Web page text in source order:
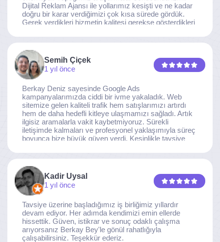
Dijital Reklam Ajansı ile yollarımız kesişti ve ne kadar
doğru bir karar verdiğimizi çok kısa sürede gördük.
Gerek verdikleri hizmetin kalitesi gerekse gösterdikleri
noktaya ulaştı. Kaliteden asla taviz vermeyen, her
ekibine gönülden teşekkür ederiz.
Semih Çiçek
1 yıl önce
Berkay Deniz sayesinde Google Ads
kampanyalarımızda ciddi bir ivme yakaladık. Web
sitemize gelen kaliteli trafik hem satışlarımızı artırdı
hem de daha hedefli kitleye ulaşmamızı sağladı. Artık
ilgisiz aramalarla vakit kaybetmiyoruz. Sürekli
iletişimde kalmaları ve profesyonel yaklaşımıyla süreç
boyunca bize büyük güven verdi. Kesinlikle tavsiye
Kadir Uysal
1 yıl önce
Tavsiye üzerine başladığımız iş birliğimiz yıllardır
devam ediyor. Her adımda kendimizi emin ellerde
hissettik. Güven, istikrar ve sonuç odaklı çalışma
arıyorsanız Berkay Bey'le gönül rahatlığıyla
çalışabilirsiniz. Teşekkür ederiz.